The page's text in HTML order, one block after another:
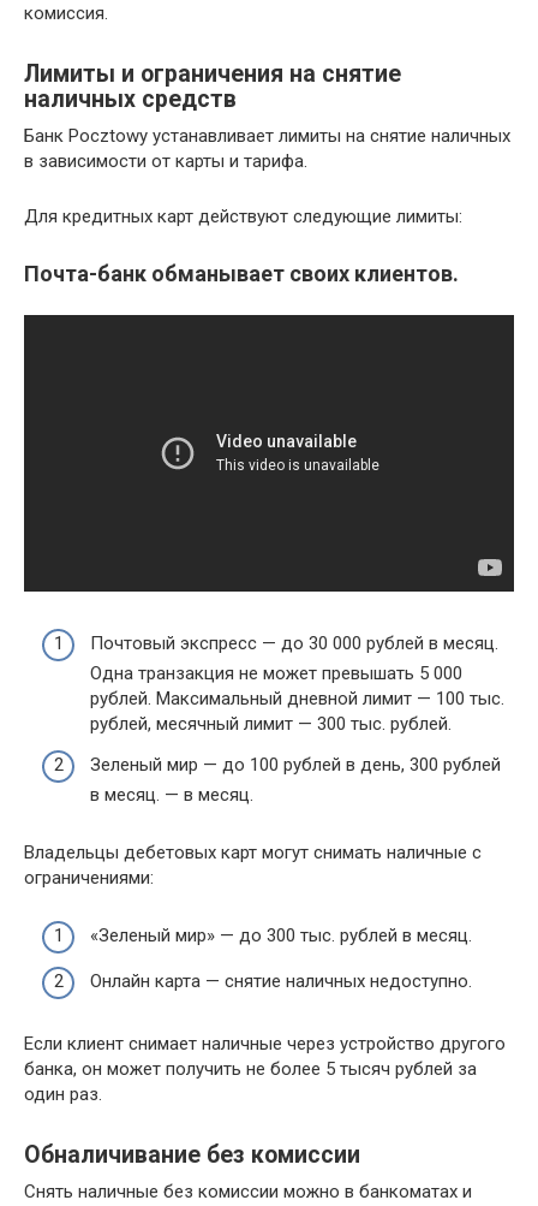
комиссия.
Лимиты и ограничения на снятие
наличных средств
Банк Pocztowy устанавливает лимиты на снятие наличных
в зависимости от карты и тарифа.
Для кредитных карт действуют следующие лимиты:
Почта-банк обманывает своих клиентов.
Почтовый экспресс — до 30 000 рублей в месяц.
Одна транзакция не может превышать 5 000
рублей. Максимальный дневной лимит — 100 тыс.
рублей, месячный лимит — 300 тыс. рублей.
Зеленый мир — до 100 рублей в день, 300 рублей
в месяц. — в месяц.
Владельцы дебетовых карт могут снимать наличные с
ограничениями:
«Зеленый мир» — до 300 тыс. рублей в месяц.
Онлайн карта — снятие наличных недоступно.
Если клиент снимает наличные через устройство другого
банка, он может получить не более 5 тысяч рублей за
один раз.
Обналичивание без комиссии
Снять наличные без комиссии можно в банкоматах и